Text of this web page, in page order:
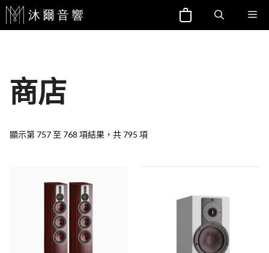
跳
至
商店
顯示第 757 至 768 項結果，共 795 項